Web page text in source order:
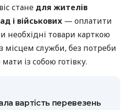
стане для жителів
і військових — оплатити
необхідні товари карткою
місцем служби, без потреби
із собою готівку.
вартість перевезень